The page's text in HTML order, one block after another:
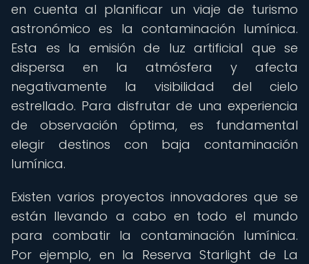
en cuenta al planificar un viaje de turismo
astronómico es la contaminación lumínica.
Esta es la emisión de luz artificial que se
dispersa en la atmósfera y afecta
negativamente la visibilidad del cielo
estrellado. Para disfrutar de una experiencia
de observación óptima, es fundamental
elegir destinos con baja contaminación
lumínica.
Existen varios proyectos innovadores que se
están llevando a cabo en todo el mundo
para combatir la contaminación lumínica.
Por ejemplo, en la Reserva Starlight de La